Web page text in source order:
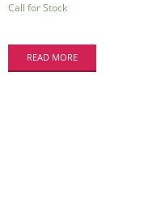
Call for Stock
READ MORE